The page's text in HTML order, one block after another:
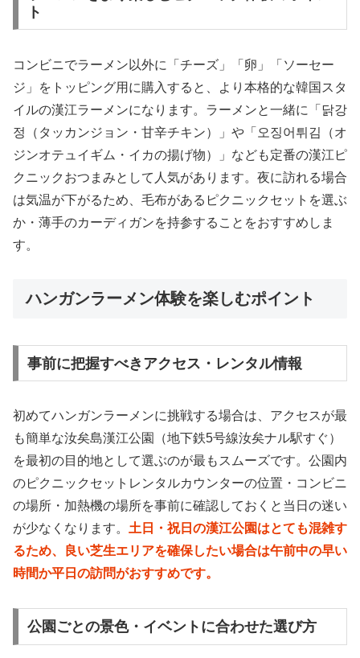
ト
コンビニでラーメン以外に「チーズ」「卵」「ソーセー
ジ」をトッピング用に購入すると、より本格的な韓国スタ
イルの漢江ラーメンになります。ラーメンと一緒に「닭강
정（タッカンジョン・甘辛チキン）」や「오징어튀김（オ
ジンオテュイギム・イカの揚げ物）」なども定番の漢江ピ
クニックおつまみとして人気があります。夜に訪れる場合
は気温が下がるため、毛布があるピクニックセットを選ぶ
か・薄手のカーディガンを持参することをおすすめしま
す。
ハンガンラーメン体験を楽しむポイント
事前に把握すべきアクセス・レンタル情報
初めてハンガンラーメンに挑戦する場合は、アクセスが最
も簡単な汝矣島漢江公園（地下鉄5号線汝矣ナル駅すぐ）
を最初の目的地として選ぶのが最もスムーズです。公園内
のピクニックセットレンタルカウンターの位置・コンビニ
の場所・加熱機の場所を事前に確認しておくと当日の迷い
が少なくなります。 土日・祝日の漢江公園はとても混雑す
るため、良い芝生エリアを確保したい場合は午前中の早い
時間か平日の訪問がおすすめです。
公園ごとの景色・イベントに合わせた選び方